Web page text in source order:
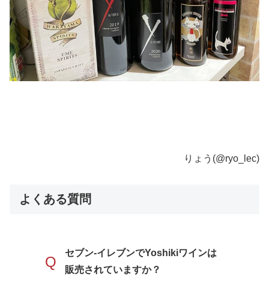
りょう(@ryo_lec)
よくある質問
Q
セブン-イレブンでYoshikiワインは
販売されていますか？